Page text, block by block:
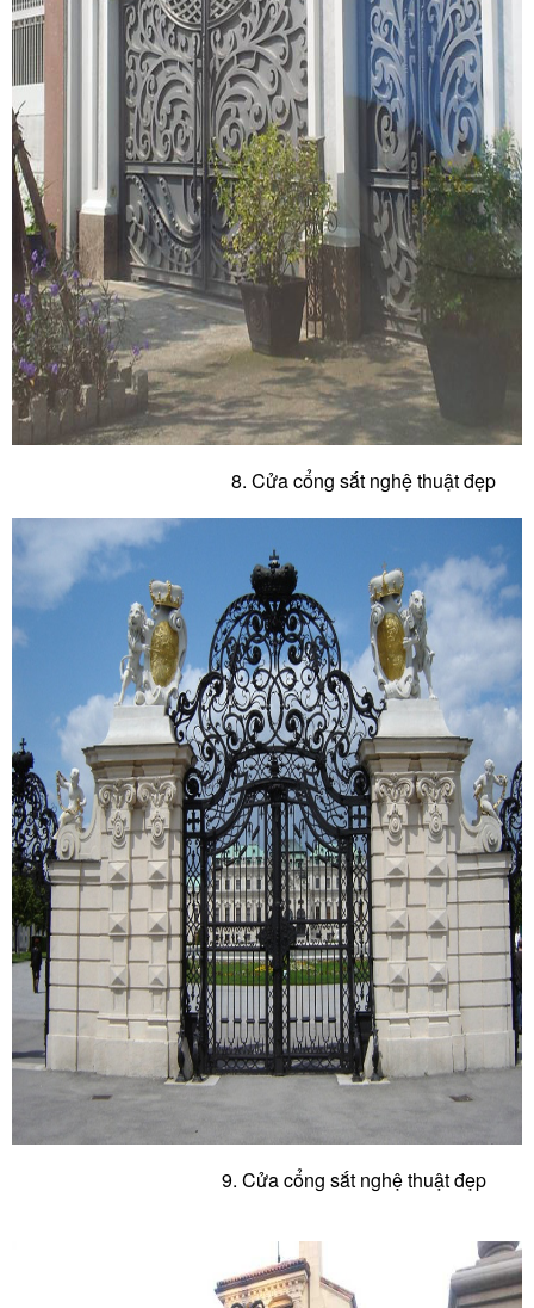
8. Cửa cổng sắt nghệ thuật đẹp
9. Cửa cổng sắt nghệ thuật đẹp